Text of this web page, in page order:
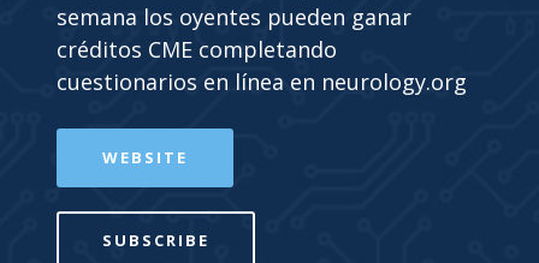
semana los oyentes pueden ganar
créditos CME completando
cuestionarios en línea en neurology.org
WEBSITE
SUBSCRIBE